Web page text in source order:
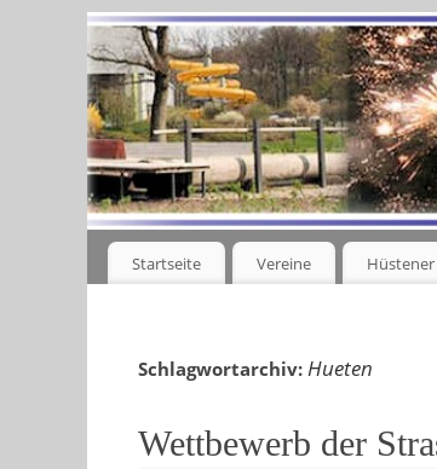
Startseite Vereine
Schlagwortarchiv:Hueten
Wettbewerb der